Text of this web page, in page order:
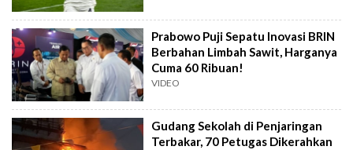
Prabowo Puji Sepatu Inovasi BRIN
Berbahan Limbah Sawit, Harganya
Cuma 60 Ribuan!
VIDEO
Gudang Sekolah di Penjaringan
Terbakar, 70 Petugas Dikerahkan